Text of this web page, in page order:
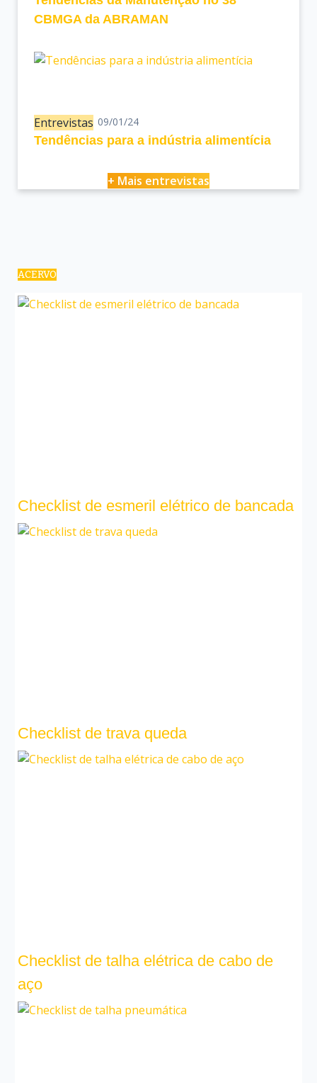
CBMGA da ABRAMAN
Entrevistas 09/01/24
Tendências para a indústria alimentícia
+ Mais entrevistas
ACERVO
Checklist de esmeril elétrico de bancada
Checklist de trava queda
Checklist de talha elétrica de cabo de
aço